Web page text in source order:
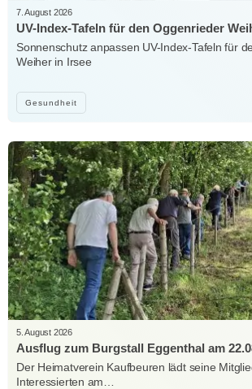
Gesundheit
7. August 2026
UV-Index-Tafeln für den Oggenrieder
Sonnenschutz anpassen UV-Index-Tafeln für
Weiher in Irsee
5. August 2026
Ausflug zum Burgstall Eggenthal am
Der Heimatverein Kaufbeuren lädt seine
Interessierten am…